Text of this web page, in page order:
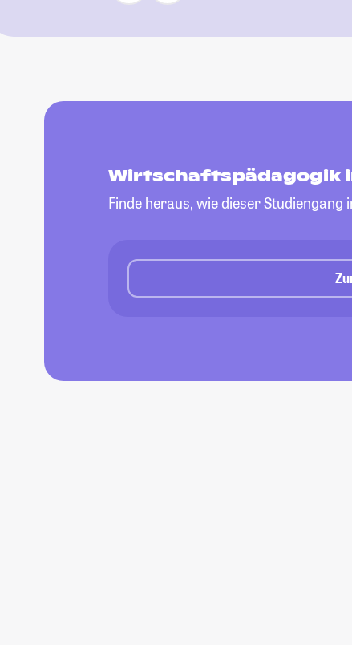
Wirtschaftspädagogik
Finde heraus, wie dieser